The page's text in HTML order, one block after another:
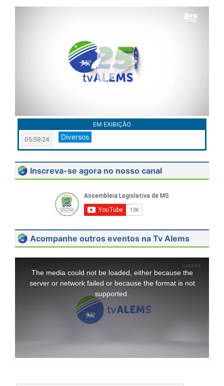
EM EXIBIÇÃO
05:59:24
Diversos
Inscreva-se agora no nosso canal
Acompanhe outros eventos na Tv Alems